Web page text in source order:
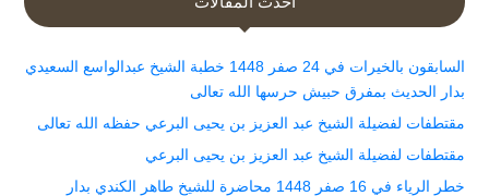
السابقون بالخيرات في 24 صفر 1448 خطبة الشيخ عبدالواسع السعيدي
بدار الحديث بمفرق حبيش حرسها الله تعالى
مقتطفات لفضيلة الشيخ عبد العزيز بن يحيى البرعي حفظه الله تعالى
مقتطفات لفضيلة الشيخ عبد العزيز بن يحيى البرعي
خطر الرياء في 16 صفر 1448 محاضرة للشيخ طاهر الكندي بدار